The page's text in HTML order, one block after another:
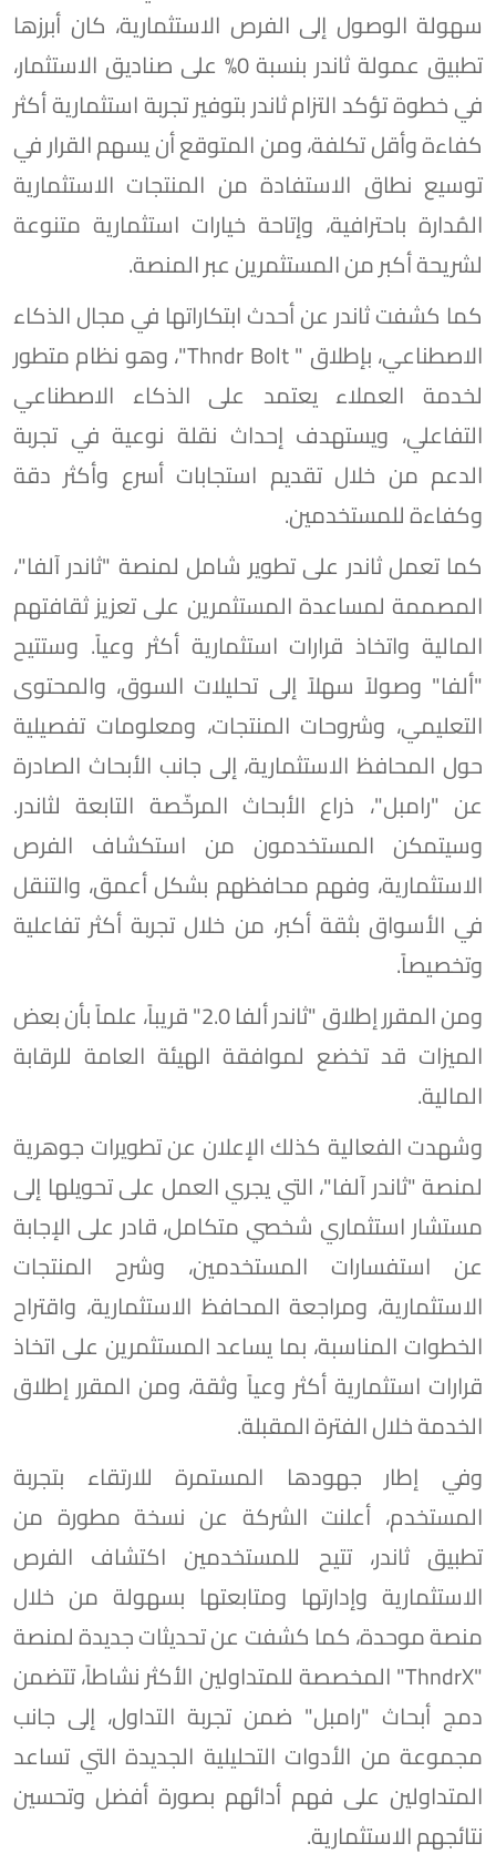
سهولة الوصول إلى الفرص الاستثمارية، كان أبرزها
تطبيق عمولة ثاندر بنسبة 0% على صناديق الاستثمار،
في خطوة تؤكد التزام ثاندر بتوفير تجربة استثمارية أكثر
كفاءة وأقل تكلفة، ومن المتوقع أن يسهم القرار في
توسيع نطاق الاستفادة من المنتجات الاستثمارية
المُدارة باحترافية، وإتاحة خيارات استثمارية متنوعة
لشريحة أكبر من المستثمرين عبر المنصة.
كما كشفت ثاندر عن أحدث ابتكاراتها في مجال الذكاء
الاصطناعي، بإطلاق " Thndr Bolt"، وهو نظام متطور
لخدمة العملاء يعتمد على الذكاء الاصطناعي
التفاعلي، ويستهدف إحداث نقلة نوعية في تجربة
الدعم من خلال تقديم استجابات أسرع وأكثر دقة
وكفاءة للمستخدمين.
كما تعمل ثاندر على تطوير شامل لمنصة "ثاندر آلفا"،
المصممة لمساعدة المستثمرين على تعزيز ثقافتهم
المالية واتخاذ قرارات استثمارية أكثر وعياً. وستتيح
"ألفا" وصولاً سهلاً إلى تحليلات السوق، والمحتوى
التعليمي، وشروحات المنتجات، ومعلومات تفصيلية
حول المحافظ الاستثمارية، إلى جانب الأبحاث الصادرة
عن "رامبل"، ذراع الأبحاث المرخّصة التابعة لثاندر.
وسيتمكن المستخدمون من استكشاف الفرص
الاستثمارية، وفهم محافظهم بشكل أعمق، والتنقل
في الأسواق بثقة أكبر، من خلال تجربة أكثر تفاعلية
وتخصيصاً.
ومن المقرر إطلاق "ثاندر ألفا 2.0" قريباً، علماً بأن بعض
الميزات قد تخضع لموافقة الهيئة العامة للرقابة
المالية.
وشهدت الفعالية كذلك الإعلان عن تطويرات جوهرية
لمنصة "ثاندر آلفا"، التي يجري العمل على تحويلها إلى
مستشار استثماري شخصي متكامل، قادر على الإجابة
عن استفسارات المستخدمين، وشرح المنتجات
الاستثمارية، ومراجعة المحافظ الاستثمارية، واقتراح
الخطوات المناسبة، بما يساعد المستثمرين على اتخاذ
قرارات استثمارية أكثر وعياً وثقة، ومن المقرر إطلاق
الخدمة خلال الفترة المقبلة.
وفي إطار جهودها المستمرة للارتقاء بتجربة
المستخدم، أعلنت الشركة عن نسخة مطورة من
تطبيق ثاندر، تتيح للمستخدمين اكتشاف الفرص
الاستثمارية وإدارتها ومتابعتها بسهولة من خلال
منصة موحدة، كما كشفت عن تحديثات جديدة لمنصة
"ThndrX" المخصصة للمتداولين الأكثر نشاطاً، تتضمن
دمج أبحاث "رامبل" ضمن تجربة التداول، إلى جانب
مجموعة من الأدوات التحليلية الجديدة التي تساعد
المتداولين على فهم أدائهم بصورة أفضل وتحسين
نتائجهم الاستثمارية.